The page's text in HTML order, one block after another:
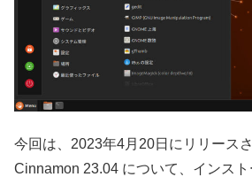
今回は、2023年4月20日にリリース
Cinnamon 23.04 について、インス